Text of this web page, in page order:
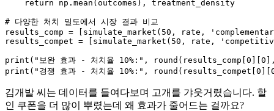
return np.mean(outcomes), treatment_density
# 다양한 처치 밀도에서 시장 결과 비교
results_comp = [simulate_market( 50 , rate,
results_compet = [simulate_market( 50 , rate,
print ( "보완 효과 - 처치율 10%:" , round (results_comp[ 0 0
print ( "경쟁 효과 - 처치율 10%:" , round (results_compet[ 0
김개발 씨는 데이터를 들여다보며 고개를 갸웃거렸습니다. 할
인 쿠폰을 더 많이 뿌렸는데 왜 효과가 줄어드는 걸까요?